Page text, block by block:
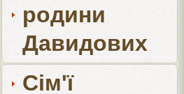
родини
Давидових
Сім'ї